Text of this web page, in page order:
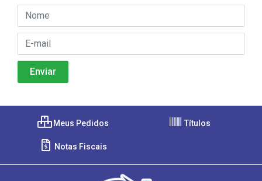
Meus Pedidos Títulos
Notas Fiscais